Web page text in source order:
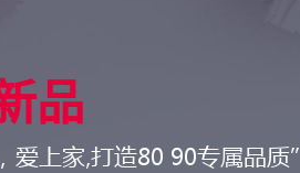
品
爱上家,打造80 90专属品质”